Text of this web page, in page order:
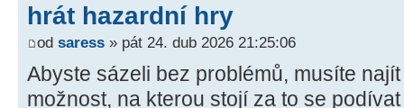
hrát hazardní hry
od saress » pát 24. dub 2026 21:25:06
Abyste sázeli bez problémů, musíte
možnost, na kterou stojí za to se